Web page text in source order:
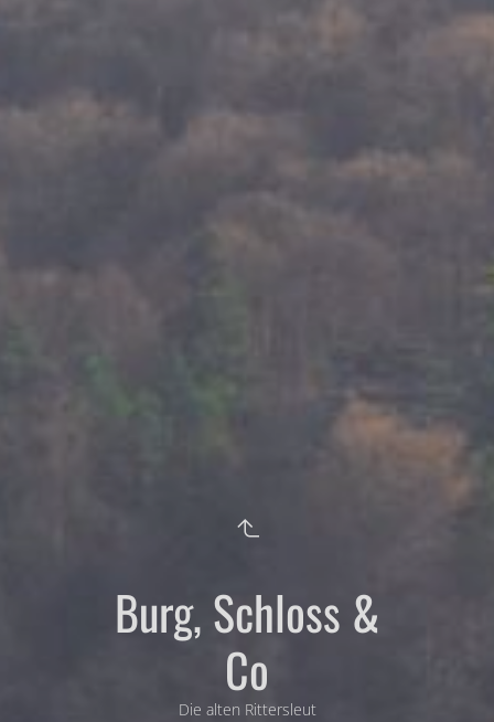
Burg, Schloss &
Co
Die alten Rittersleut